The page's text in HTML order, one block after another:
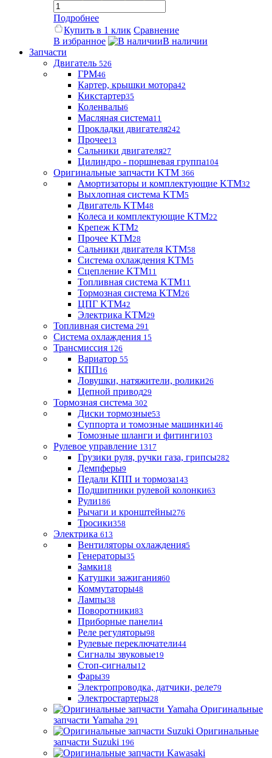
Подробнее
Купить в 1 клик Сравнение
В избранное
В наличии
Запчасти
Двигатель 526
ГРМ46
Картер, крышки мотора42
Кикстартер35
Коленвалы6
Масляная система11
Прокладки двигателя242
Прочее13
Сальники двигателя27
Цилиндро - поршневая группа104
Оригинальные запчасти KTM 366
Амортизаторы и комплектующие KTM32
Выхлопная система KTM5
Двигатель KTM48
Колеса и комплектующие KTM22
Крепеж KTM2
Прочее KTM28
Сальники двигателя KTM58
Система охлаждения KTM5
Сцепление KTM11
Топливная система KTM11
Тормозная система KTM26
ЦПГ KTM42
Электрика KTM29
Топливная система 291
Система охлаждения 15
Трансмиссия 126
Вариатор 55
КПП16
Ловушки, натяжители, ролики26
Цепной привод29
Тормозная система 302
Диски тормозные53
Суппорта и томозные машинки146
Томозные шланги и фитинги103
Рулевое управление 1317
Грузики руля, ручки газа, грипсы282
Демпферы9
Педали КПП и тормоза143
Подшипники рулевой колонки63
Рули186
Рычаги и кронштейны276
Тросики358
Электрика 613
Вентиляторы охлаждения5
Генераторы35
Замки18
Катушки зажигания60
Коммутаторы48
Лампы38
Поворотники83
Приборные панели4
Реле регуляторы98
Рулевые переключатели44
Сигналы звуковые19
Стоп-сигналы12
Фары39
Электропроводка, датчики, реле79
Электростартеры28
Оригинальные
запчасти Yamaha 291
Оригинальные
запчасти Suzuki 196